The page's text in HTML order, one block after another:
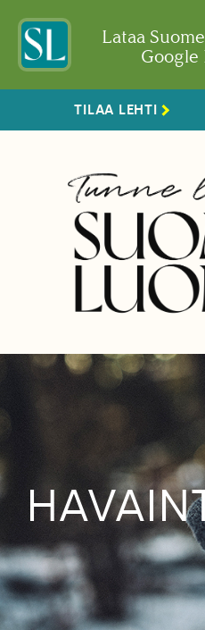
Lataa
Google
TILAA LEHTI